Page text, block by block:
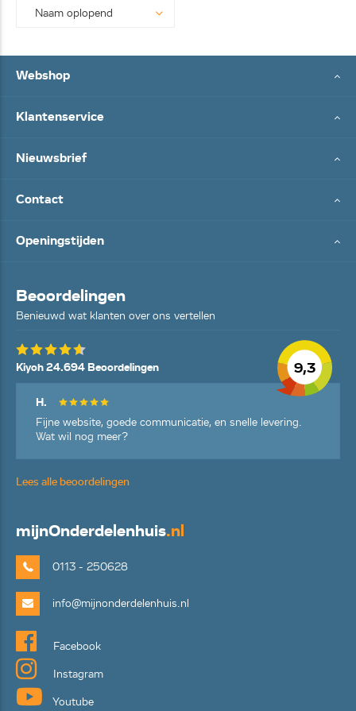
Webshop
Klantenservice
Nieuwsbrief
Contact
Openingstijden
Beoordelingen
Benieuwd wat klanten over ons vertellen
9,3
Kiyoh 24.694 Beoordelingen
H.
Fijne website, goede communicatie, en snelle levering.
Wat wil nog meer?
Lees alle beoordelingen
mijnOnderdelenhuis.nl
0113 - 250628
info@mijnonderdelenhuis.nl
Facebook
Instagram
Youtube